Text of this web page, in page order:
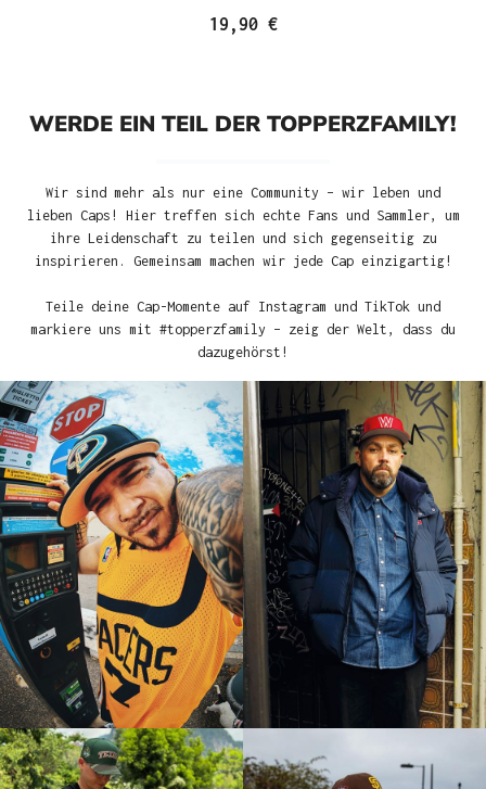
19,90 €
WERDE EIN TEIL DER TOPPERZFAMILY!
Wir sind mehr als nur eine Community – wir leben und
lieben Caps! Hier treffen sich echte Fans und Sammler, um
ihre Leidenschaft zu teilen und sich gegenseitig zu
inspirieren. Gemeinsam machen wir jede Cap einzigartig!
Teile deine Cap-Momente auf Instagram und TikTok und
markiere uns mit #topperzfamily – zeig der Welt, dass du
dazugehörst!